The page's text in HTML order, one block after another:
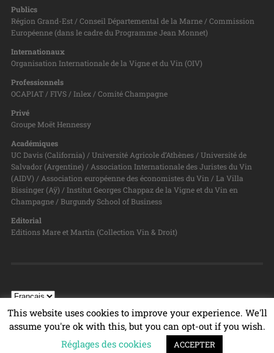
Publics
Région Grand-Est / Conseil Départemental de la Marne / Commission
Européenne (dans le cadre du Programme Jean Monnet)
Internationaux
Organisation Internationale de la Vigne et du Vin (OIV)
Professionnels
OCAPIAT / FIVS / Inlex / Comité Champagne
Privé
Groupe Moët Hennessy
Académiques
UC Davis (California) / Université Agricole d’Athènes / Université de
Salvador (Argentine) / Association Internationale des Juristes du Vin
(AIDV) / Association européenne des économistes du Vin / La Villa
Bissinger (Aÿ) / Institut Georges Chappaz de la Vigne et du Vin en
Champagne / Burgundy School of Business
Editorial
Editions Mare et Martin (Collection Vin & Droit)
PROGRAMME VIN & DROIT
This website uses cookies to improve your experience. We'll
assume you're ok with this, but you can opt-out if you wish.
Réglages des cookies
ACCEPTER